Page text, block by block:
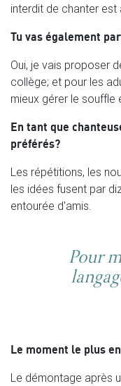
interdit de chanter est
Tu vas également
Oui, je vais proposer
collège; et pour les
mieux gérer le souffle
En tant que
préférés?
Les répétitions, les
les idées fusent par
entourée d'amis.
Pour
Le moment le plus
Le démontage après